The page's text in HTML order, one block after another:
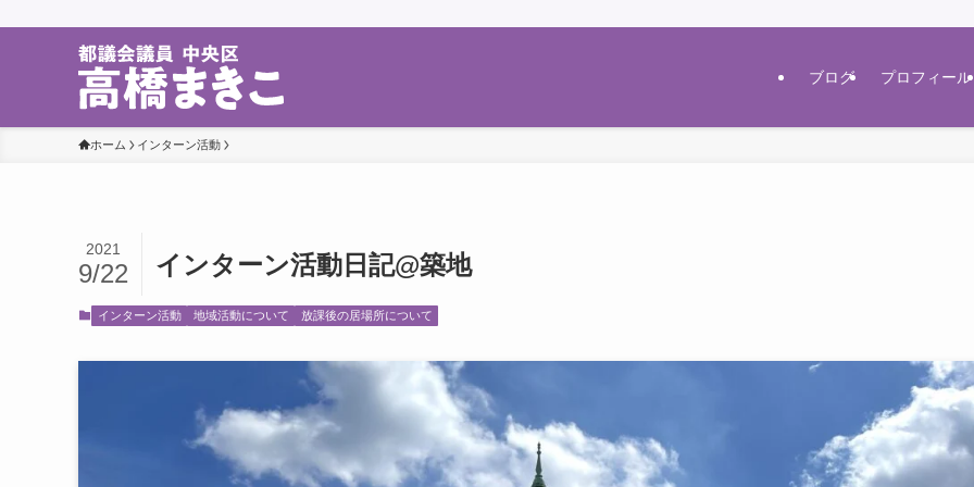
ブログ プロフィール
ホーム インターン活動
インターン活動日記@築地
2021
9/22
インターン活動 地域活動について 放課後の居場所について